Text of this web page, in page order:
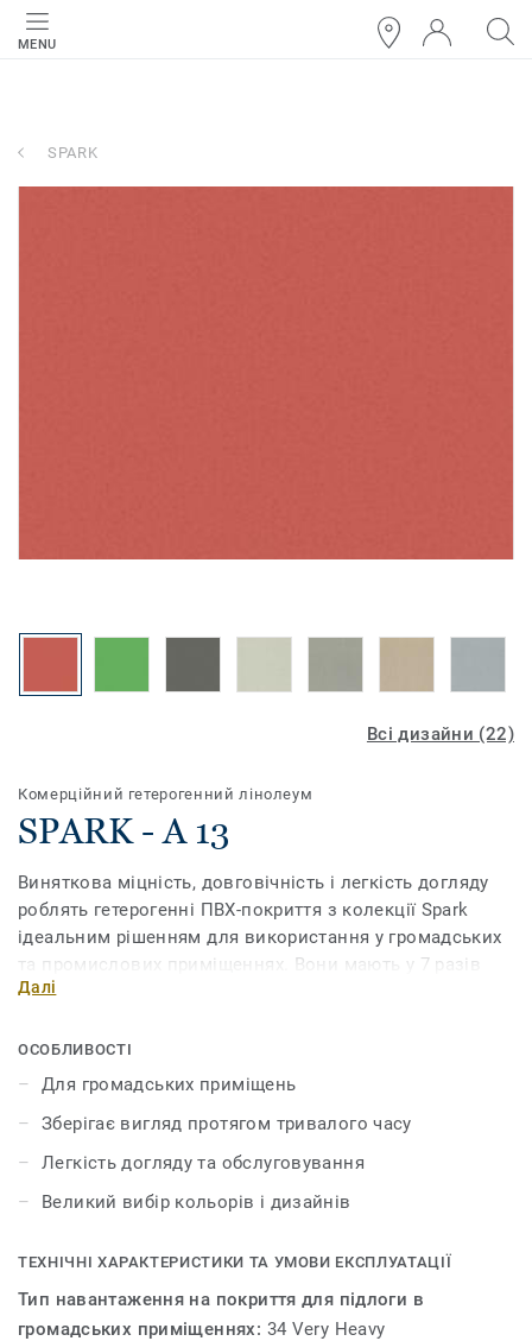
MENU
SPARK
Всі дизайни (22)
Комерційний гетерогенний лінолеум
SPARK - A 13
Виняткова міцність, довговічність і легкість догляду
роблять гетерогенні ПВХ-покриття з колекції Spark
ідеальним рішенням для використання у громадських
та промислових приміщеннях. Вони мають у 7 разів
кращі показники зносостійкості, ніж інші покриття,
приміщеннях з інтенсивним рухом людей. Продукт має
унікальну обробку поверхні Extreme Protection для
надзвичайної міцності та економічного
обслуговування. Сучасний дизайн в палітрі з десяти
кольорів підкреслить неповторний стиль будь-якого
спецзамовленням).
Далі
ОСОБЛИВОСТІ
Для громадських приміщень
Зберігає вигляд протягом тривалого часу
Легкість догляду та обслуговування
Великий вибір кольорів і дизайнів
ТЕХНІЧНІ ХАРАКТЕРИСТИКИ ТА УМОВИ ЕКСПЛУАТАЦІЇ
Тип навантаження на покриття для підлоги в
громадських приміщеннях: 34 Very Heavy